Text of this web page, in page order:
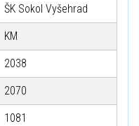
ŠK Sokol Vyšehrad
KM
2038
2070
1081